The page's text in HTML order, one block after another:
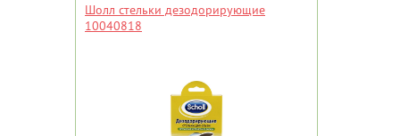
Шолл стельки дезодорирующие
10040818